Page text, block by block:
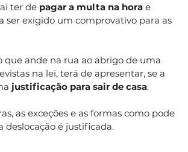
ter de pagar a multa na hora e
ser exigido um comprovativo para as
que ande na rua ao abrigo de uma
na lei, terá de apresentar, se a
justificação para sair de casa.
as exceções e as formas como pode
deslocação é justificada.